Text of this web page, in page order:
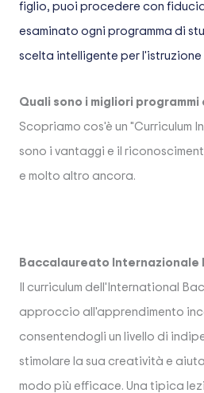
figlio, puoi procedere con
esaminato ogni programma di
scelta intelligente per
Quali sono i migliori programmi
Scopriamo cos'è un "Curriculum
sono i vantaggi e il
e molto altro ancora.
Baccalaureato Internazionale
Il curriculum dell'International
approccio all'apprendimento
consentendogli un livello di
stimolare la sua creatività e
modo più efficace. Una tipica